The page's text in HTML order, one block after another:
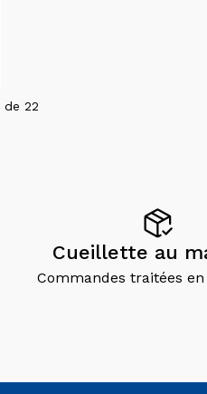
de 22
Cueillette au
Commandes traitées